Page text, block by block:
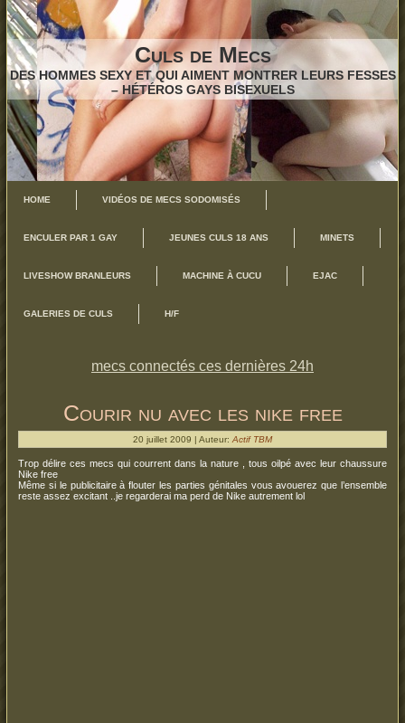
Culs de Mecs
DES HOMMES SEXY ET QUI AIMENT MONTRER LEURS FESSES
– HÉTÉROS GAYS BISEXUELS
HOME VIDÉOS DE MECS SODOMISÉS
ENCULER PAR 1 GAY JEUNES CULS 18 ANS MINETS
LIVESHOW BRANLEURS MACHINE À CUCU EJAC
GALERIES DE CULS H/F
mecs connectés ces dernières 24h
Courir nu avec les nike free
20 juillet 2009 | Auteur: Actif TBM
Trop délire ces mecs qui courrent dans la nature , tous oilpé avec leur chaussure
Nike free
Même si le publicitaire à flouter les parties génitales vous avouerez que l’ensemble
reste assez excitant ..je regarderai ma perd de Nike autrement lol